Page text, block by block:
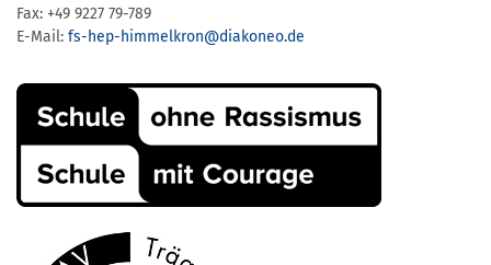
Fax: +49 9227 79-789
E-Mail: fs-hep-himmelkron​@diakoneo.de